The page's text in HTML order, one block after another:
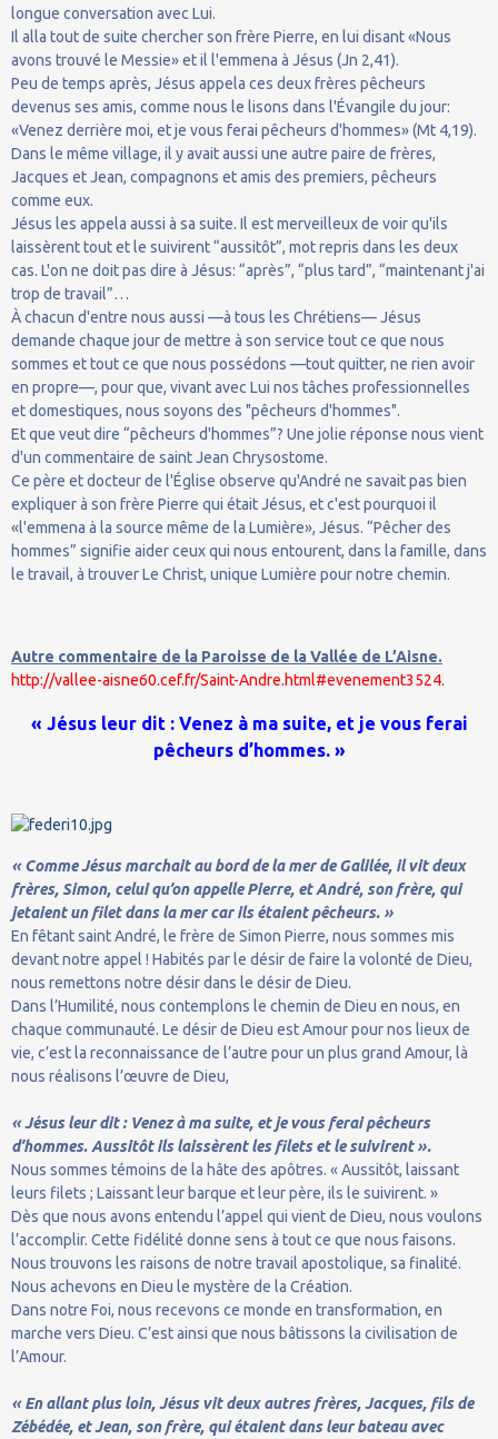
longue conversation avec Lui.
Il alla tout de suite chercher son frère Pierre, en lui disant «Nous
avons trouvé le Messie» et il l'emmena à Jésus (Jn 2,41).
Peu de temps après, Jésus appela ces deux frères pêcheurs
devenus ses amis, comme nous le lisons dans l'Évangile du jour:
«Venez derrière moi, et je vous ferai pêcheurs d'hommes» (Mt 4,19).
Dans le même village, il y avait aussi une autre paire de frères,
Jacques et Jean, compagnons et amis des premiers, pêcheurs
comme eux.
Jésus les appela aussi à sa suite. Il est merveilleux de voir qu'ils
laissèrent tout et le suivirent “aussitôt”, mot repris dans les deux
cas. L'on ne doit pas dire à Jésus: “après”, “plus tard”, “maintenant j'ai
trop de travail”…
À chacun d'entre nous aussi —à tous les Chrétiens— Jésus
demande chaque jour de mettre à son service tout ce que nous
sommes et tout ce que nous possédons —tout quitter, ne rien avoir
en propre—, pour que, vivant avec Lui nos tâches professionnelles
et domestiques, nous soyons des "pêcheurs d'hommes".
Et que veut dire “pêcheurs d'hommes”? Une jolie réponse nous vient
d'un commentaire de saint Jean Chrysostome.
Ce père et docteur de l'Église observe qu'André ne savait pas bien
expliquer à son frère Pierre qui était Jésus, et c'est pourquoi il
«l'emmena à la source même de la Lumière», Jésus. “Pêcher des
hommes” signifie aider ceux qui nous entourent, dans la famille, dans
le travail, à trouver Le Christ, unique Lumière pour notre chemin.
Autre commentaire de la Paroisse de la Vallée de L’Aisne.
http://vallee-aisne60.cef.fr/Saint-Andre.html#evenement3524.
« Jésus leur dit : Venez à ma suite, et je vous ferai
pêcheurs d’hommes. »
« Comme Jésus marchait au bord de la mer de Galilée, il vit deux
frères, Simon, celui qu’on appelle Pierre, et André, son frère, qui
jetaient un filet dans la mer car ils étaient pêcheurs. »
En fêtant saint André, le frère de Simon Pierre, nous sommes mis
devant notre appel ! Habités par le désir de faire la volonté de Dieu,
nous remettons notre désir dans le désir de Dieu.
Dans l’Humilité, nous contemplons le chemin de Dieu en nous, en
chaque communauté. Le désir de Dieu est Amour pour nos lieux de
vie, c’est la reconnaissance de l’autre pour un plus grand Amour, là
nous réalisons l’œuvre de Dieu,
« Jésus leur dit : Venez à ma suite, et je vous ferai pêcheurs
d’hommes. Aussitôt ils laissèrent les filets et le suivirent ».
Nous sommes témoins de la hâte des apôtres. « Aussitôt, laissant
leurs filets ; Laissant leur barque et leur père, ils le suivirent. »
Dès que nous avons entendu l’appel qui vient de Dieu, nous voulons
l’accomplir. Cette fidélité donne sens à tout ce que nous faisons.
Nous trouvons les raisons de notre travail apostolique, sa finalité.
Nous achevons en Dieu le mystère de la Création.
Dans notre Foi, nous recevons ce monde en transformation, en
marche vers Dieu. C’est ainsi que nous bâtissons la civilisation de
l’Amour.
« En allant plus loin, Jésus vit deux autres frères, Jacques, fils de
Zébédée, et Jean, son frère, qui étaient dans leur bateau avec